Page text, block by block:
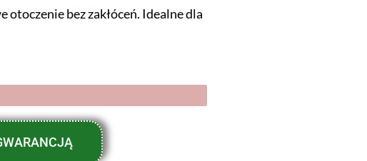
bez zakłóceń. Idealne dla